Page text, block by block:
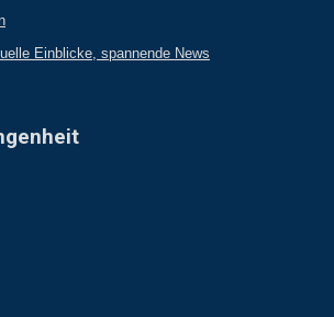
Einblicke, spannende News